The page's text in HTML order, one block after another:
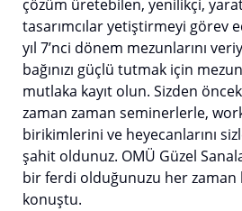
çözüm üretebilen, yenilikçi,
tasarımcılar yetiştirmeyi görev
yıl 7’nci dönem mezunlarını
bağınızı güçlü tutmak için
mutlaka kayıt olun. Sizden
zaman zaman seminerlerle,
birikimlerini ve heyecanlarını
şahit oldunuz. OMÜ Güzel
bir ferdi olduğunuzu her zaman
konuştu.